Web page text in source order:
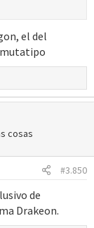
el del
mutatipo
cosas
#3.850
de
Drakeon.